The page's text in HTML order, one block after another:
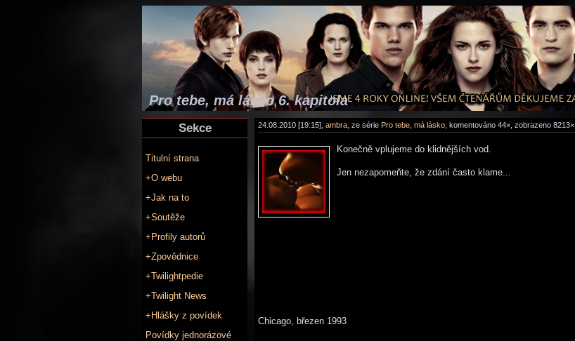
Pro tebe, má lásko 6. kapitola
Sekce
Titulní strana
+O webu
+Jak na to
+Soutěže
+Profily autorů
+Zpovědnice
+Twilightpedie
+Twilight News
+Hlášky z povídek
Povídky jednorázové
24.08.2010 [19:15], ambra , ze série Pro tebe, má lásko , komentováno 44×, zobrazeno 8213×
Konečně vplujeme do klidnějších vod.
Jen nezapomeňte, že zdání často klame...
Chicago, březen 1993